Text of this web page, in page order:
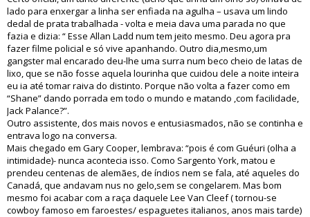
lado para enxergar a linha ser enfiada na agulha – usava um lindo
dedal de prata trabalhada - volta e meia dava uma parada no que
fazia e dizia: “ Esse Allan Ladd num tem jeito mesmo. Deu agora pra
fazer filme policial e só vive apanhando. Outro dia,mesmo,um
gangster mal encarado deu-lhe uma surra num beco cheio de latas de
lixo, que se não fosse aquela lourinha que cuidou dele a noite inteira
eu ia até tomar raiva do distinto. Porque não volta a fazer como em
“Shane” dando porrada em todo o mundo e matando ,com facilidade,
Jack Palance?”.
Outro assistente, dos mais novos e entusiasmados, não se continha e
entrava logo na conversa.
Mais chegado em Gary Cooper, lembrava: “pois é com Guéuri (olha a
intimidade)- nunca acontecia isso. Como Sargento York, matou e
prendeu centenas de alemães, de índios nem se fala, até aqueles do
Canadá, que andavam nus no gelo,sem se congelarem. Mas bom
mesmo foi acabar com a raça daquele Lee Van Cleef ( tornou-se
cowboy famoso em faroestes/ espaguetes italianos, anos mais tarde)